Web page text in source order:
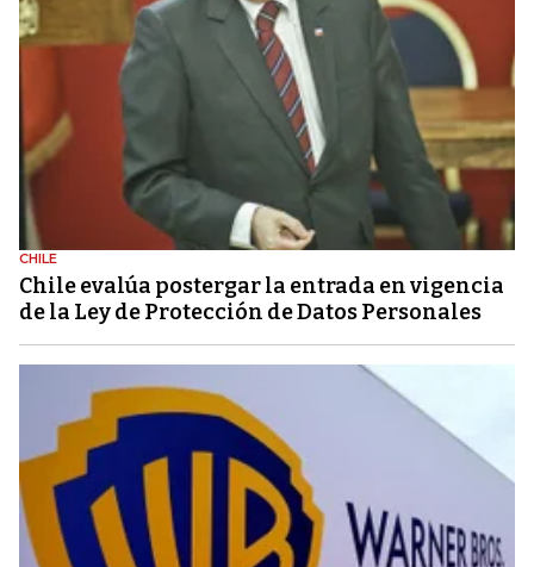
CHILE
Chile evalúa postergar la entrada en vigencia
de la Ley de Protección de Datos Personales